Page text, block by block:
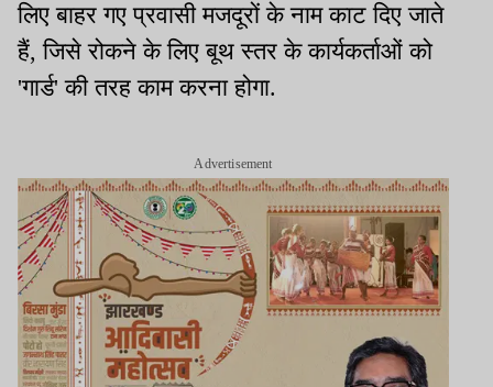
लिए बाहर गए प्रवासी मजदूरों के नाम काट दिए जाते
हैं, जिसे रोकने के लिए बूथ स्तर के कार्यकर्ताओं को
'गार्ड' की तरह काम करना होगा.
Advertisement